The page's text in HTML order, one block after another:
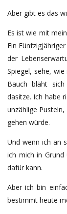
Aber gibt es das
Es ist wie mit
Ein
der
Spiegel, sehe,
Bauch bläht
dasitze. Ich habe
unzählige
gehen würde.
Und wenn ich an
ich mich in
dafür kann.
Aber ich bin
bestimmt heute